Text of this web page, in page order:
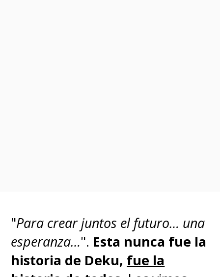
semanas en una isla remota de
Nueva Inglaterra. Durante este
tiempo, tratarán de mantener la
cordura en un constante
"Para crear juntos el futuro… una
esperanza…". Esta nunca fue la
historia de Deku, fue la